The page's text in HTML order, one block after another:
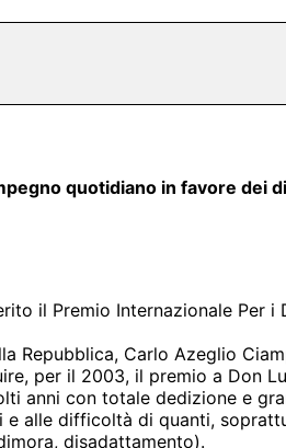
quotidiano in favore dei
il Premio Internazionale Per i
Repubblica, Carlo Azeglio
per il 2003, il premio a Don
anni con totale dedizione e
e alle difficoltà di quanti,
disadattamento).